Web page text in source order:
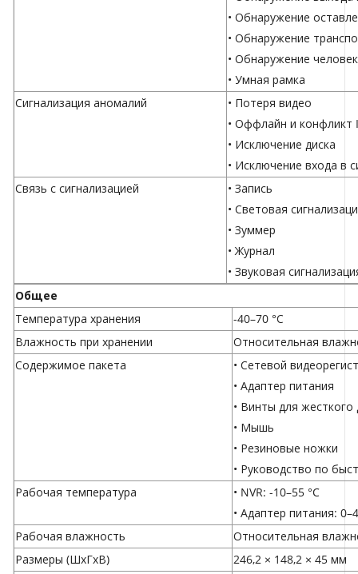
• Обнаружение
• Обнаружение
• Обнаружение
• Умная рамка
Сигнализация аномалий
• Потеря видео
• Оффлайн и конфликт
• Исключение диска
• Исключение входа в
Связь с сигнализацией
• Запись
• Световая
• Зуммер
• Журнал
• Звуковая
Общее
Температура хранения
-40–70 °С
Влажность при хранении
Относительная
Содержимое пакета
• Сетевой
• Адаптер питания
• Винты для жесткого
• Мышь
• Резиновые ножки
• Руководство по
Рабочая температура
• NVR: -10–55 °C
• Адаптер питания:
Рабочая влажность
Относительная
Размеры (ШxГxВ)
246,2 × 148,2 × 45 мм